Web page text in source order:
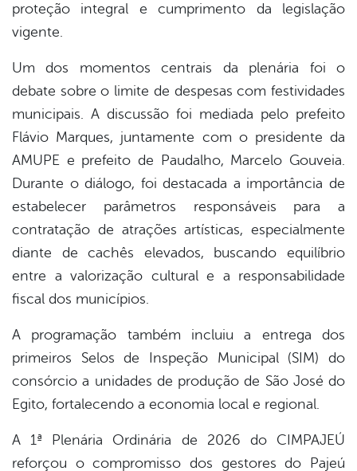
proteção integral e cumprimento da legislação
vigente.
Um dos momentos centrais da plenária foi o
debate sobre o limite de despesas com festividades
municipais. A discussão foi mediada pelo prefeito
Flávio Marques, juntamente com o presidente da
AMUPE e prefeito de Paudalho, Marcelo Gouveia.
Durante o diálogo, foi destacada a importância de
estabelecer parâmetros responsáveis para a
contratação de atrações artísticas, especialmente
diante de cachês elevados, buscando equilíbrio
entre a valorização cultural e a responsabilidade
fiscal dos municípios.
A programação também incluiu a entrega dos
primeiros Selos de Inspeção Municipal (SIM) do
consórcio a unidades de produção de São José do
Egito, fortalecendo a economia local e regional.
A 1ª Plenária Ordinária de 2026 do CIMPAJEÚ
reforçou o compromisso dos gestores do Pajeú